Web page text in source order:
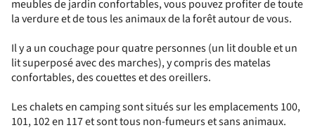
meubles de jardin confortables, vous pouvez profiter de toute
la verdure et de tous les animaux de la forêt autour de vous.
Il y a un couchage pour quatre personnes (un lit double et un
lit superposé avec des marches), y compris des matelas
confortables, des couettes et des oreillers.
Les chalets en camping sont situés sur les emplacements 100,
101, 102 en 117 et sont tous non-fumeurs et sans animaux.